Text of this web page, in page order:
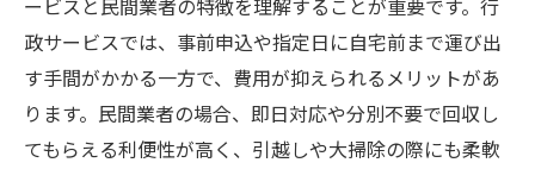
ービスと民間業者の特徴を理解することが重要です。行
政サービスでは、事前申込や指定日に自宅前まで運び出
す手間がかかる一方で、費用が抑えられるメリットがあ
ります。民間業者の場合、即日対応や分別不要で回収し
てもらえる利便性が高く、引越しや大掃除の際にも柔軟